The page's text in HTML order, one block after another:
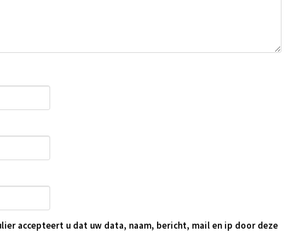
accepteert u dat uw data, naam, bericht, mail en ip door deze